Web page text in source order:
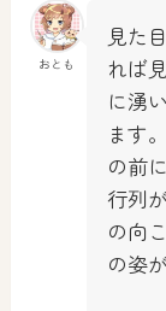
おとも
見た
れば
に湧
ます
の前
行列
の向
の姿